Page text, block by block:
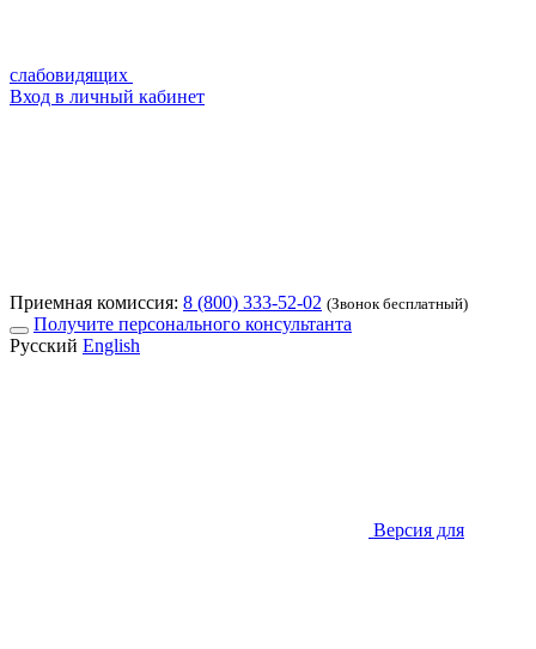
слабовидящих
Вход в личный кабинет
Приемная комиссия: 8 (800) 333-52-02 (Звонок бесплатный)
Получите персонального консультанта
Русский English
Версия для